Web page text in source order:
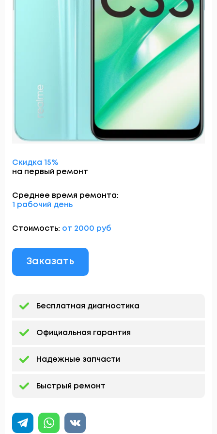
Скидка 15%
на первый ремонт
Среднее время ремонта:
1 рабочий день
Стоимость: от 2000 руб
Заказать
Бесплатная диагностика
Официальная гарантия
Надежные запчасти
Быстрый ремонт